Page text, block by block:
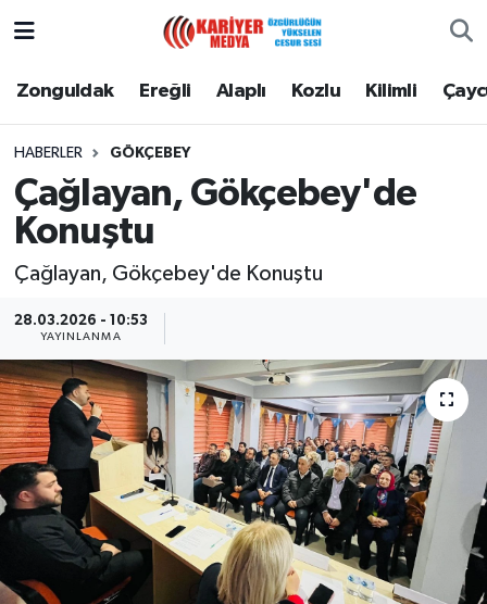
Zonguldak Ereğli Alaplı Kozlu Kilimli
HABERLER GÖKÇEBEY
Çağlayan, Gökçebey'de
Konuştu
Çağlayan, Gökçebey'de Konuştu
28.03.2026 - 10:53
YAYINLANMA
Zonguldak
Alaplı
Kozlu
Çaycuma
Gökçebey
Devrek
Özel
Mesaj
Zonguldak Nöbetçi Eczaneler
Zonguldak Namaz Vakitleri
Zonguldak Trafik Yoğunluk Haritası
Tüm Manşetler
Son Dakika Haberleri
Haber Arşivi